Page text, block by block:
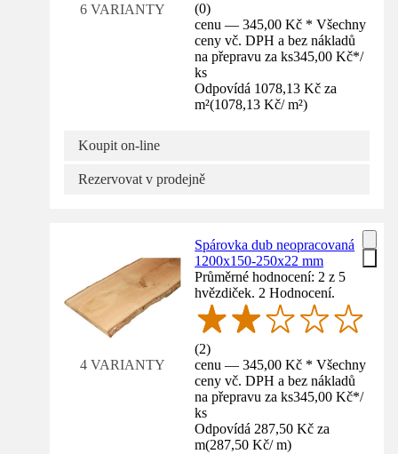
6 VARIANTY (0)
cenu — 345,00 Kč * Všechny
ceny vč. DPH a bez nákladů
na přepravu za ks345,00 Kč*/
ks
Odpovídá 1078,13 Kč za
m²(1078,13 Kč/ m²)
Koupit on-line
Rezervovat v prodejně
4 VARIANTY
Spárovka dub neopracovaná
1200x150-250x22 mm
Průměrné hodnocení: 2 z 5
hvězdiček. 2 Hodnocení.
(2)
cenu — 345,00 Kč * Všechny
ceny vč. DPH a bez nákladů
na přepravu za ks345,00 Kč*/
ks
Odpovídá 287,50 Kč za
m(287,50 Kč/ m)